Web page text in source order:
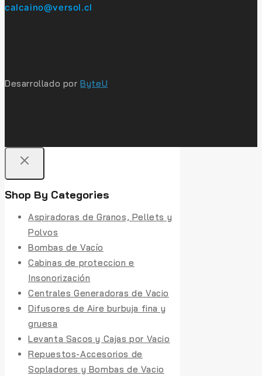
calcaino@versol.cl
Desarrollado porByteU
Shop By Categories
Aspiradoras de Granos, Pellets y
Polvos
Bombas de Vacío
Cabinas de proteccion e
Insonorización
Centrales Generadoras de Vacio
Difusores de Aire burbuja fina y
gruesa
Levanta Sacos y Cajas por Vacio
Repuestos-Accesorios de
Sopladores y Bombas de Vacio